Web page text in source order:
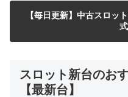
【毎日更新】中古スロッ
スロット新台のお
【最新台】